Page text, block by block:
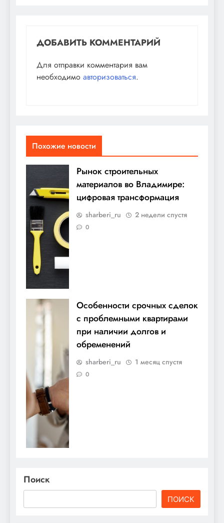
ДОБАВИТЬ КОММЕНТАРИЙ
Для отправки комментария вам
необходимо авторизоваться.
Похожие новости
Рынок строительных
материалов во Владимире:
цифровая трансформация
sharberi_ru 2 недели спустя
0
Особенности срочных сделок
с проблемными квартирами
при наличии долгов и
обременений
sharberi_ru 1 месяц спустя
0
Поиск
ПОИСК